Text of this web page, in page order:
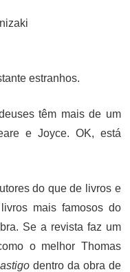
estranhos.
têm mais de um
e Joyce. OK, está
do que de livros e
mais famosos do
Se a revista faz um
o melhor Thomas
dentro da obra de